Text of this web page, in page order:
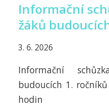
Informační
žáků
3. 6. 2026
Informační
budoucích 1.
hodin